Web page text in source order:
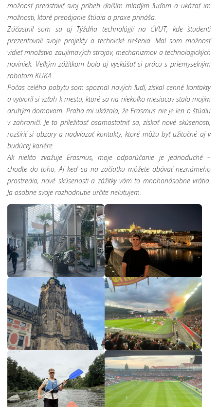
možnosť predstaviť svoj príbeh ďalším mladým ľuďom a ukázať im
možnosti, ktoré prepájanie štúdia a praxe prináša.
Zúčastnil som sa aj Týždňa technológií na ČVUT, kde študenti
prezentovali svoje projekty a technické riešenia. Mal som možnosť
vidieť množstvo zaujímavých strojov, mechanizmov a technologických
noviniek. Veľkým zážitkom bolo aj vyskúšať si prácu s priemyselným
robotom KUKA.
Počas celého pobytu som spoznal nových ľudí, získal cenné kontakty
a vytvoril si vzťah k mestu, ktoré sa na niekoľko mesiacov stalo mojím
druhým domovom. Praha mi ukázala, že Erasmus nie je len o štúdiu
v zahraničí. Je to príležitosť osamostatniť sa, získať nové skúsenosti,
rozšíriť si obzory a nadviazať kontakty, ktoré môžu byť užitočné aj v
budúcej kariére.
Ak niekto zvažuje Erasmus, moje odporúčanie je jednoduché –
choďte do toho. Aj keď sa na začiatku môžete obávať neznámeho
prostredia, nové skúsenosti a zážitky vám to mnohonásobne vrátia.
Ja osobne svoje rozhodnutie určite neľutujem.